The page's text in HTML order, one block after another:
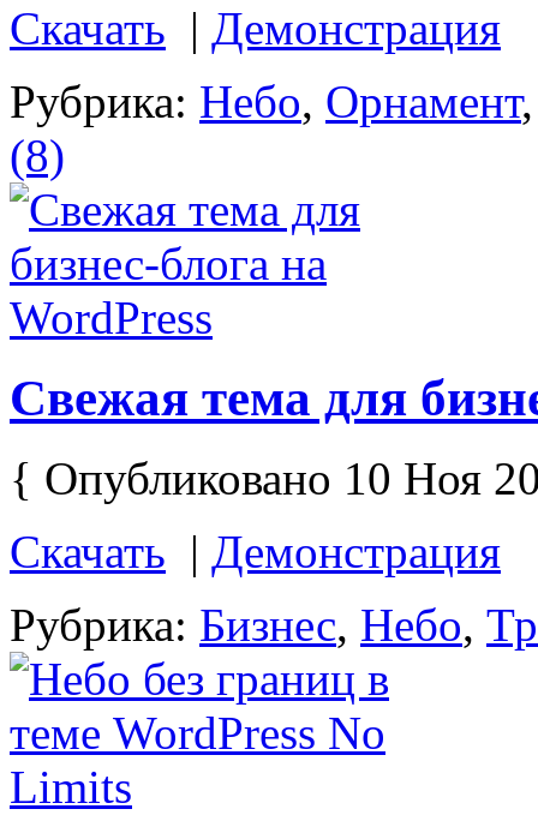
Скачать | Демонстрация
Рубрика: Небо, Орнамент
(8)
Свежая тема для
{ Опубликовано 10 Ноя
Скачать | Демонстрация
Рубрика: Бизнес, Небо,